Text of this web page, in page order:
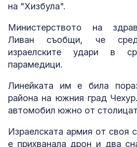
на "Хизбула".
Министерството на
Ливан съобщи, че
израелските удари в
парамедици.
Линейката им е била
района на южния град
автомобил южно от
Израелската армия от своя
е прихванала дрон и два